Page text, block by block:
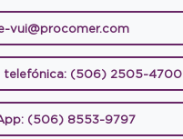
vui@procomer.com
telefónica: (506) 2505-4700
(506) 8553-9797